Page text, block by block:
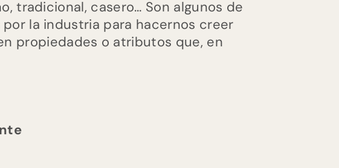
tradicional, casero… Son algunos de
la industria para hacernos creer
propiedades o atributos que, en